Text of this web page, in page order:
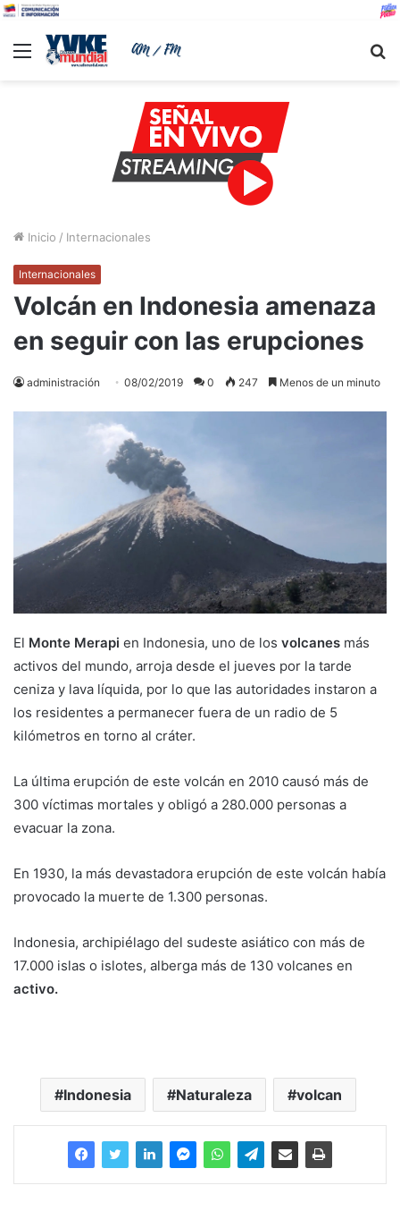
Menu
Inicio / Internacionales
Internacionales
Volcán en Indonesia amenaza
en seguir con las erupciones
administración 08/02/2019 0 247 Menos de un minuto
El Monte Merapi en Indonesia, uno de los volcanes más
activos del mundo, arroja desde el jueves por la tarde
ceniza y lava líquida, por lo que las autoridades instaron a
los residentes a permanecer fuera de un radio de 5
kilómetros en torno al cráter.
La última erupción de este volcán en 2010 causó más de
300 víctimas mortales y obligó a 280.000 personas a
evacuar la zona.
En 1930, la más devastadora erupción de este volcán había
provocado la muerte de 1.300 personas.
Indonesia, archipiélago del sudeste asiático con más de
17.000 islas o islotes, alberga más de 130 volcanes en
activo.
Indonesia Naturaleza volcan